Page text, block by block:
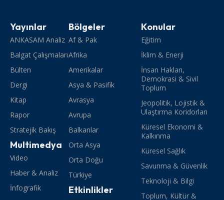
Yayınlar
ANKASAM Analiz
Balgat Çalışmaları
Bülten
Dergi
Kitap
Rapor
Stratejik Bakış
Multimedya
Video
Haber & Analiz
İnfografik
Bölgeler
Af & Pak
Afrika
Amerikalar
Asya & Pasifik
Avrasya
Avrupa
Balkanlar
Orta Asya
Orta Doğu
Türkiye
Etkinlikler
Konular
Eğitim
İklim & Enerji
İnsan Hakları,
Demokrasi & Sivil
Toplum
Jeopolitik, Lojistik &
Ulaştırma Koridorları
Küresel Ekonomi &
Kalkınma
Küresel Sağlık
Savunma & Güvenlik
Teknoloji & Bilgi
Toplum, Kültür &